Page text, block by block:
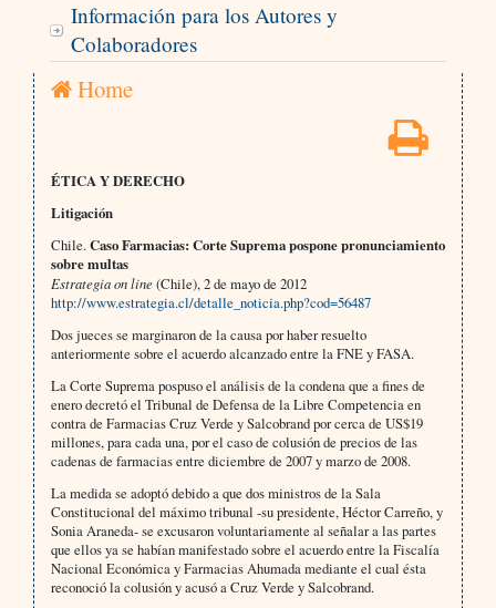
Información para los Autores y
Colaboradores
Home
ÉTICA Y DERECHO
Litigación
Chile.Caso Farmacias: Corte Suprema pospone pronunciamiento
sobre multas
Estrategia on line(Chile), 2 de mayo de 2012
http://www.estrategia.cl/detalle_noticia.php?cod=56487
Dos jueces se marginaron de la causa por haber resuelto
anteriormente sobre el acuerdo alcanzado entre la FNE y FASA.
La Corte Suprema pospuso el análisis de la condena que a fines de
enero decretó el Tribunal de Defensa de la Libre Competencia en
contra de Farmacias Cruz Verde y Salcobrand por cerca de US$19
millones, para cada una, por el caso de colusión de precios de las
cadenas de farmacias entre diciembre de 2007 y marzo de 2008.
La medida se adoptó debido a que dos ministros de la Sala
Constitucional del máximo tribunal -su presidente, Héctor Carreño, y
Sonia Araneda- se excusaron voluntariamente al señalar a las partes
que ellos ya se habían manifestado sobre el acuerdo entre la Fiscalía
Nacional Económica y Farmacias Ahumada mediante el cual ésta
reconoció la colusión y acusó a Cruz Verde y Salcobrand.